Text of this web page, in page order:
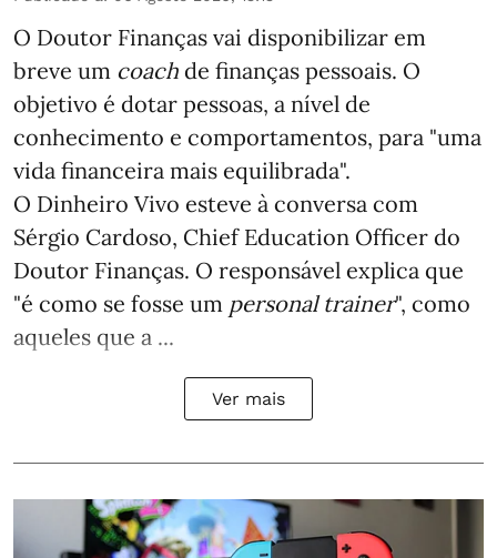
O Doutor Finanças vai disponibilizar em
breve um coach de finanças pessoais. O
objetivo é dotar pessoas, a nível de
conhecimento e comportamentos, para "uma
vida financeira mais equilibrada".
O Dinheiro Vivo esteve à conversa com
Sérgio Cardoso, Chief Education Officer do
Doutor Finanças. O responsável explica que
"é como se fosse um personal trainer", como
aqueles que a ...
Ver mais